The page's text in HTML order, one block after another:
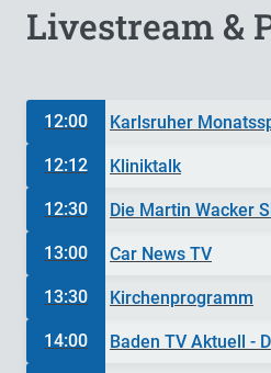
Livestream &
12:00 Karlsruher
12:12 Kliniktalk
12:30 Die Martin Wacker
13:00 Car News TV
13:30 Kirchenprogramm
14:00 Baden TV Aktuell -